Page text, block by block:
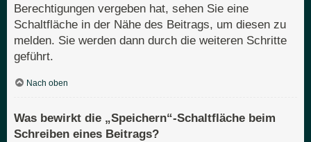
Berechtigungen vergeben hat, sehen Sie eine
Schaltfläche in der Nähe des Beitrags, um diesen zu
melden. Sie werden dann durch die weiteren Schritte
geführt.
Nach oben
Was bewirkt die „Speichern“-Schaltfläche beim
Schreiben eines Beitrags?